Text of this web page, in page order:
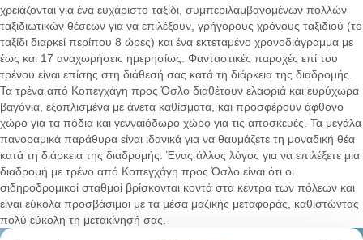
χρειάζονται για ένα ευχάριστο ταξίδι, συμπεριλαμβανομένων πολλών
ταξιδιωτικών θέσεων για να επιλέξουν, γρήγορους χρόνους ταξιδιού (το
ταξίδι διαρκεί περίπου 8 ώρες) και ένα εκτεταμένο χρονοδιάγραμμα με
έως και 17 αναχωρήσεις ημερησίως. Φανταστικές παροχές επί του
τρένου είναι επίσης στη διάθεσή σας κατά τη διάρκεια της διαδρομής.
Τα τρένα από Κοπεγχάγη προς Όσλο διαθέτουν ελαφριά και ευρύχωρα
βαγόνια, εξοπλισμένα με άνετα καθίσματα, και προσφέρουν άφθονο
χώρο για τα πόδια και γενναιόδωρο χώρο για τις αποσκευές. Τα μεγάλα
πανοραμικά παράθυρα είναι ιδανικά για να θαυμάζετε τη μοναδική θέα
κατά τη διάρκεια της διαδρομής. Ένας άλλος λόγος για να επιλέξετε μια
διαδρομή με τρένο από Κοπεγχάγη προς Όσλο είναι ότι οι
σιδηροδρομικοί σταθμοί βρίσκονται κοντά στα κέντρα των πόλεων και
είναι εύκολα προσβάσιμοι με τα μέσα μαζικής μεταφοράς, καθιστώντας
πολύ εύκολη τη μετακίνησή σας.